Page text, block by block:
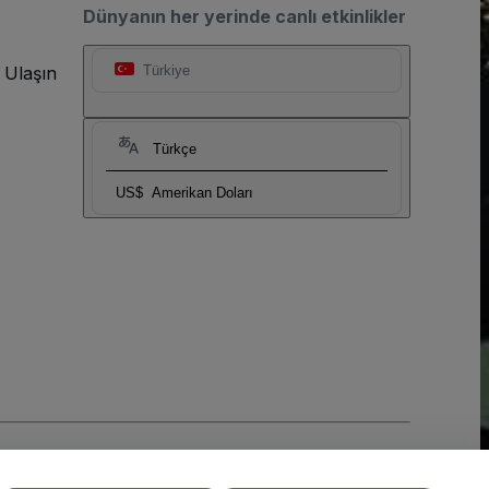
Dünyanın her yerinde canlı etkinlikler
Türkiye
Türkçe
US$ Amerikan Doları